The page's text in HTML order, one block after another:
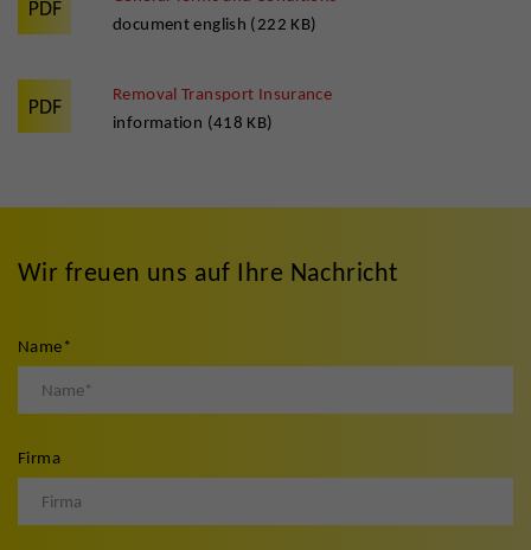
document english (222 KB)
Removal Transport Insurance
information (418 KB)
Wir freuen uns auf Ihre Nachricht
Name*
Firma